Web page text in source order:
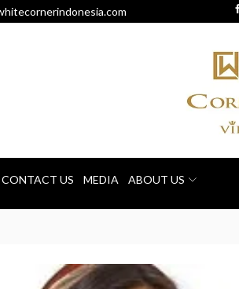
CONTACT US MEDIA ABOUT US